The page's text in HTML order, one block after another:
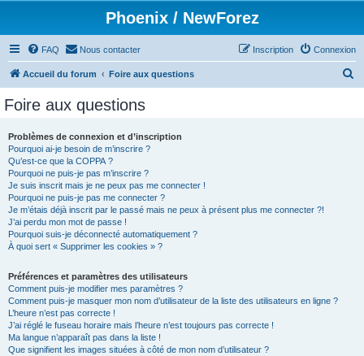
Phoenix / NewForez
FAQ Nous contacter Connexion
Inscription
Accueil du forum Foire aux questions
Foire aux questions
Problèmes de connexion et d’inscription
Pourquoi ai-je besoin de m’inscrire ?
Qu’est-ce que la COPPA ?
Pourquoi ne puis-je pas m’inscrire ?
Je suis inscrit mais je ne peux pas me connecter !
Pourquoi ne puis-je pas me connecter ?
Je m’étais déjà inscrit par le passé mais ne peux à présent plus me connecter ?!
J’ai perdu mon mot de passe !
Pourquoi suis-je déconnecté automatiquement ?
À quoi sert « Supprimer les cookies » ?
Préférences et paramètres des utilisateurs
Comment puis-je modifier mes paramètres ?
Comment puis-je masquer mon nom d’utilisateur de la liste des utilisateurs en ligne ?
L’heure n’est pas correcte !
J’ai réglé le fuseau horaire mais l’heure n’est toujours pas correcte !
Ma langue n’apparaît pas dans la liste !
Que signifient les images situées à côté de mon nom d’utilisateur ?